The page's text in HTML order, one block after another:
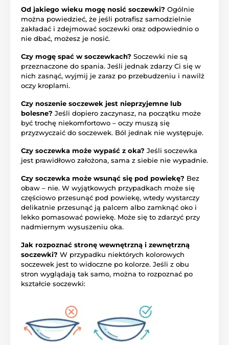
Od jakiego wieku mogę nosić soczewki? Ogólnie
można powiedzieć, że jeśli potrafisz samodzielnie
zakładać i zdejmować soczewki oraz odpowiednio o
nie dbać, możesz je nosić.
Czy mogę spać w soczewkach? Soczewki nie są
przeznaczone do spania. Jeśli jednak zdarzy Ci się w
nich zasnąć, wyjmij je zaraz po przebudzeniu i nawilż
oczy kroplami.
Czy noszenie soczewek jest nieprzyjemne lub
bolesne? Jeśli dopiero zaczynasz, na początku może
być trochę niekomfortowo – oczy muszą się
przyzwyczaić do soczewek. Ból jednak nie występuje.
Czy soczewka może wypaść z oka? Jeśli soczewka
jest prawidłowo założona, sama z siebie nie wypadnie.
Czy soczewka może wsunąć się pod powiekę? Bez
obaw – nie. W wyjątkowych przypadkach może się
częściowo przesunąć pod powiekę, wtedy wystarczy
delikatnie przesunąć ją palcem albo zamknąć oko i
lekko pomasować powiekę. Może się to zdarzyć przy
nadmiernym wysuszeniu oka.
Jak rozpoznać stronę wewnętrzną i zewnętrzną
soczewki? W przypadku niektórych kolorowych
soczewek jest to widoczne po kolorze. Jeśli z obu
stron wyglądają tak samo, można to rozpoznać po
kształcie soczewki: